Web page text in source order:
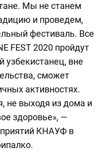
Мы не станем
и проведем,
фестиваль. Все
FEST 2020 пройдут
вне
сможет
активностях.
не выходя из дома и
здоровье», —
КНАУФ в